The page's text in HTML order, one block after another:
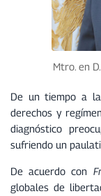
Mtro. en
De un tiempo a
derechos y
diagnóstico
sufriendo un
De acuerdo con
globales de